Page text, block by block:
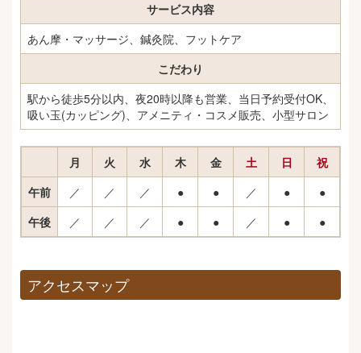
サービス内容
あん摩・マッサージ、鍼灸院、フットケア
こだわり
駅から徒歩5分以内、夜20時以降も営業、当日予約受付OK、
吸い玉(カッピング)、アメニティ・コスメ販売、小型サロン
月 火 水 木 金 土 日
祝
午前
／ ／ ／ ● ● ／ ●
●
午後
／ ／ ／ ● ● ／ ● ●
アクセスマップ